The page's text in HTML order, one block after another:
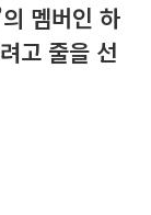
멤버인 하
고 줄을 선